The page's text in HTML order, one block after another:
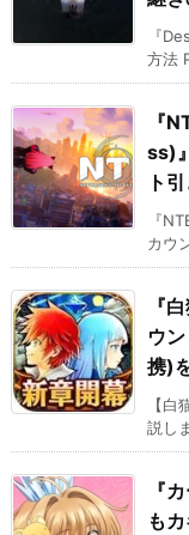
『
方法
『
ss)
ト
『
カウ
『
ウ
携)
【
説し
『
も